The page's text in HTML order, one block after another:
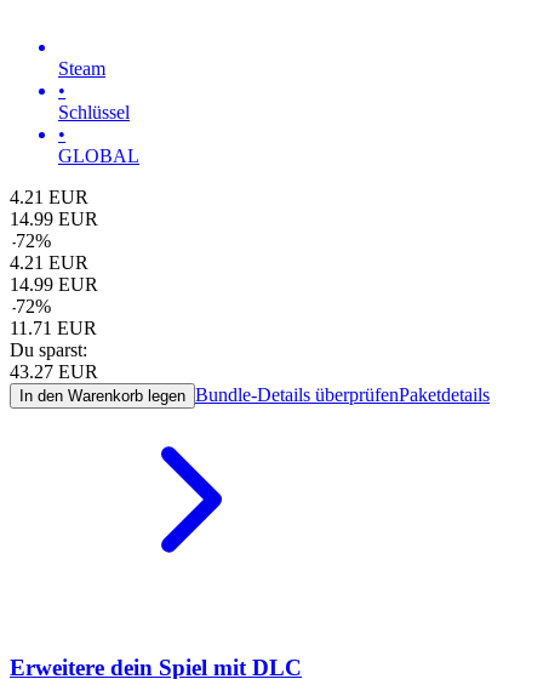
Steam
•
Schlüssel
•
GLOBAL
4.21 EUR
14.99 EUR
-72%
4.21 EUR
14.99 EUR
-72%
11.71 EUR
Du sparst:
43.27 EUR
In den Warenkorb legen Bundle-Details überprüfenPaketdetails
Erweitere dein Spiel mit DLC